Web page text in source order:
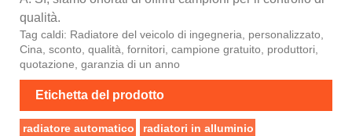
qualità.
Tag caldi: Radiatore del veicolo di ingegneria, personalizzato,
Cina, sconto, qualità, fornitori, campione gratuito, produttori,
quotazione, garanzia di un anno
Etichetta del prodotto
radiatore automatico radiatori in alluminio